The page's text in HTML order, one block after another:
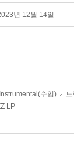
년 12월 14일
Instrumental(수입)
LP